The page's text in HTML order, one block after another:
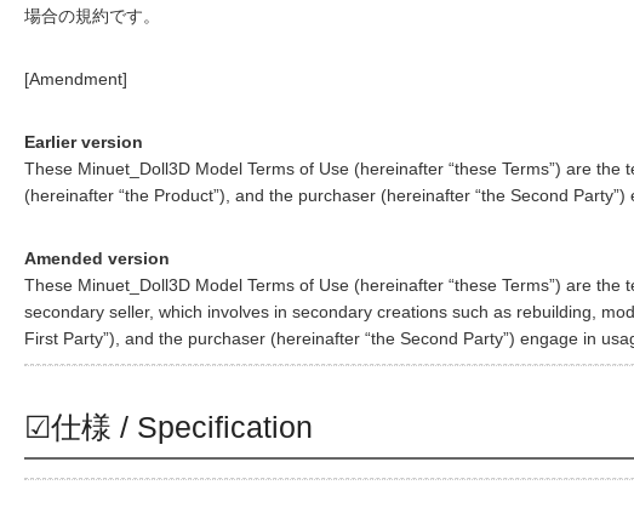
場合の規約です。
[Amendment]
Earlier version
These Minuet_Doll3D Model Terms of Use (hereinafter “these Terms”) are
(hereinafter “the Product”), and the purchaser (hereinafter “the Second
Amended version
These Minuet_Doll3D Model Terms of Use (hereinafter “these Terms”) are
secondary seller, which involves in secondary creations such as rebuilding,
First Party”), and the purchaser (hereinafter “the Second Party”) engage in
☑仕様 / Specification